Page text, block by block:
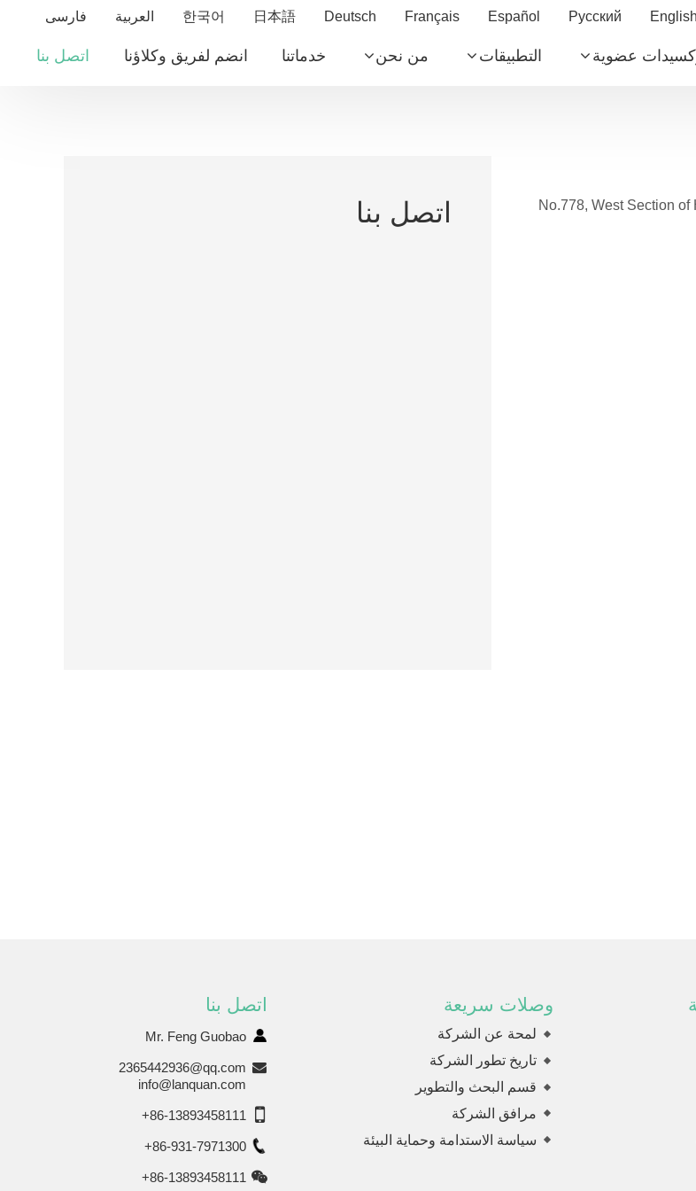
English
Русский
Español
Français
Deutsch
日本語
한국어 العربية فارسی
عضوية التطبيقات من نحن خدماتنا انضم لفريق وكلاؤنا اتصل بنا
No.778, West Section
اتصل بنا
وصلات سريعة
لمحة عن الشركة
تاريخ تطور الشركة
قسم البحث والتطوير
مرافق الشركة
سياسة الاستدامة وحماية البيئة
اتصل بنا
Mr. Feng Guobao
2365442936@qq.com
info@lanquan.com
+86-13893458111
+86-931-7971300
+86-13893458111